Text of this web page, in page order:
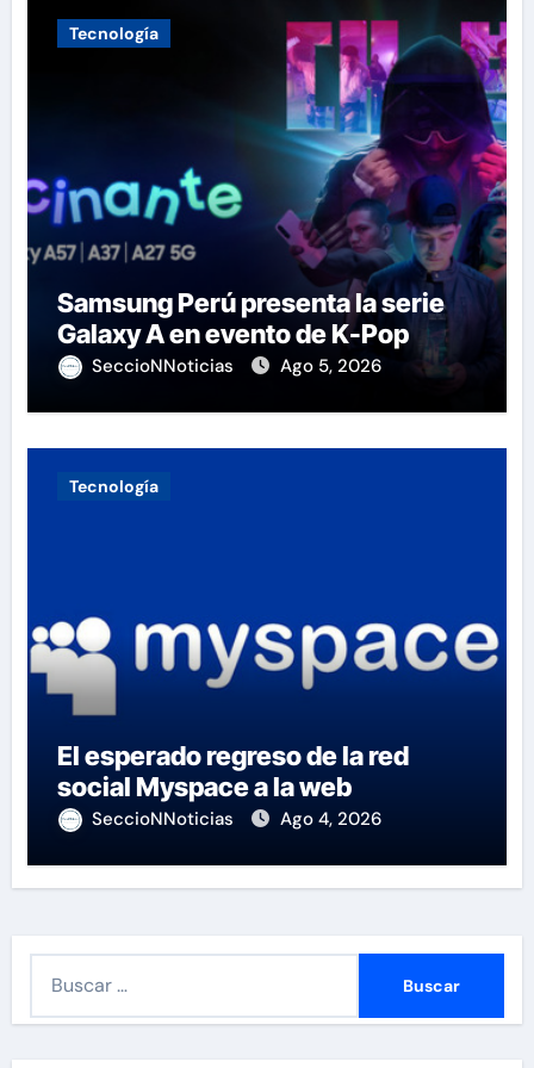
Tecnología
Samsung Perú presenta la serie
Galaxy A en evento de K-Pop
SeccioNNoticias Ago 5, 2026
Tecnología
El esperado regreso de la red
social Myspace a la web
SeccioNNoticias Ago 4, 2026